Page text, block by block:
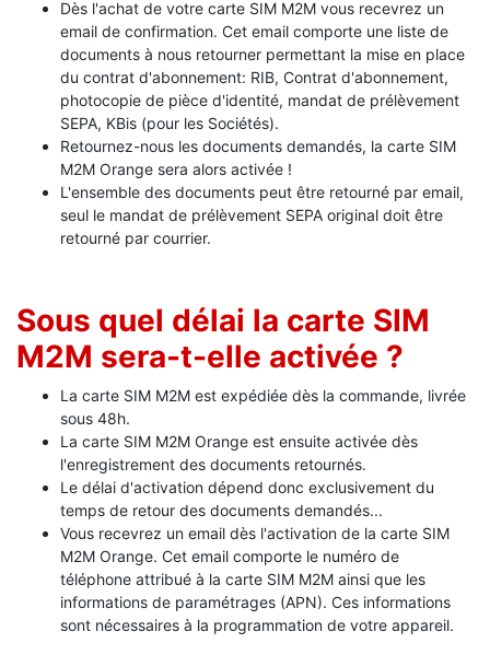
Dès l'achat de votre carte SIM M2M vous recevrez un
email de confirmation. Cet email comporte une liste de
documents à nous retourner permettant la mise en place
du contrat d'abonnement: RIB, Contrat d'abonnement,
photocopie de pièce d'identité, mandat de prélèvement
SEPA, KBis (pour les Sociétés).
Retournez-nous les documents demandés, la carte SIM
M2M Orange sera alors activée !
L'ensemble des documents peut être retourné par email,
seul le mandat de prélèvement SEPA original doit être
retourné par courrier.
Sous quel délai la carte SIM
M2M sera-t-elle activée ?
La carte SIM M2M est expédiée dès la commande, livrée
sous 48h.
La carte SIM M2M Orange est ensuite activée dès
l'enregistrement des documents retournés.
Le délai d'activation dépend donc exclusivement du
temps de retour des documents demandés...
Vous recevrez un email dès l'activation de la carte SIM
M2M Orange. Cet email comporte le numéro de
téléphone attribué à la carte SIM M2M ainsi que les
informations de paramétrages (APN). Ces informations
sont nécessaires à la programmation de votre appareil.